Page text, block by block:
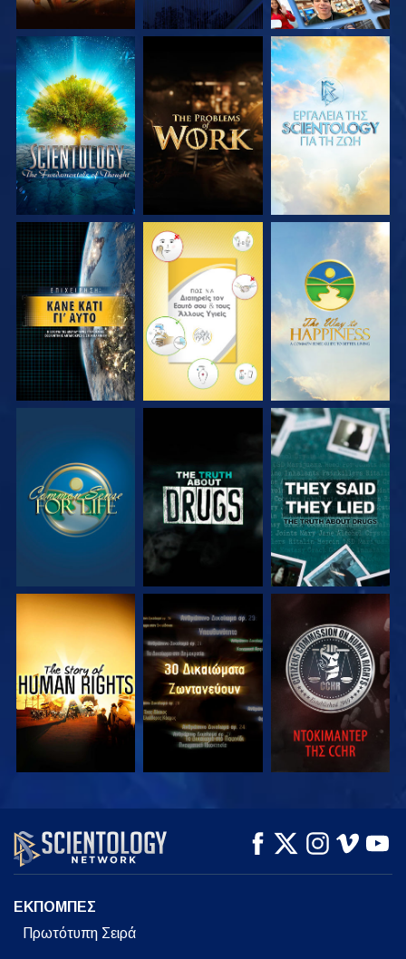
ΕΞΕΡΕΥΝΗΣΤΕ ΤΗ
ΣΕΙΡΑ
ΕΞΕΡΕΥΝΗΣΤΕ ΤΗ
ΣΕΙΡΑ
ΕΞΕΡΕΥΝΗΣΤΕ ΤΗ
ΣΕΙΡΑ
ΠΑΡΑΚΟΛΟΥΘΗΣΤΕ ΠΑΡΑΚΟΛΟΥΘΗΣΤΕ ΠΑΡΑΚΟΛΟΥΘΗΣΤΕ
ΠΑΡΑΚΟΛΟΥΘΗΣΤΕ ΠΑΡΑΚΟΛΟΥΘΗΣΤΕ ΠΑΡΑΚΟΛΟΥΘΗΣΤΕ
ΠΑΡΑΚΟΛΟΥΘΗΣΤΕ ΠΑΡΑΚΟΛΟΥΘΗΣΤΕ ΠΑΡΑΚΟΛΟΥΘΗΣΤΕ
ΠΑΡΑΚΟΛΟΥΘΗΣΤΕ ΠΑΡΑΚΟΛΟΥΘΗΣΤΕ
ΕΞΕΡΕΥΝΗΣΤΕ ΤΗ
ΣΕΙΡΑ
ΕΚΠΟΜΠΕΣ
Πρωτότυπη Σειρά